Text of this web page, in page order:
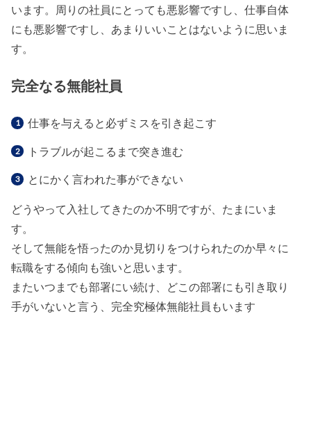
います。周りの社員にとっても悪影響ですし、仕事自体
にも悪影響ですし、あまりいいことはないように思いま
す。
完全なる無能社員
仕事を与えると必ずミスを引き起こす
トラブルが起こるまで突き進む
とにかく言われた事ができない
どうやって入社してきたのか不明ですが、たまにいま
す。
そして無能を悟ったのか見切りをつけられたのか早々に
転職をする傾向も強いと思います。
またいつまでも部署にい続け、どこの部署にも引き取り
手がいないと言う、完全究極体無能社員もいます